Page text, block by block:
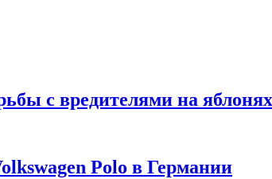
с вредителями на яблонях
Polo в Германии